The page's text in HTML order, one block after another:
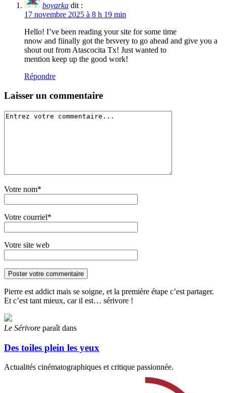
boyarka dit :
17 novembre 2025 à 8 h 19 min
Hello! I’ve been reading your site for some time
nnow and fiinally got the brsvery to go ahead and give you a
shout out from Atascocita Tx! Just wanted to
mention keep up the good work!
Répondre
Laisser un commentaire
Votre nom*
Votre courriel*
Votre site web
Pierre est addict mais se soigne, et la première étape c’est partager.
Et c’est tant mieux, car il est… sérivore !
Le Sérivore paraît dans
Des toiles plein les yeux
Actualités cinématographiques et critique passionnée.